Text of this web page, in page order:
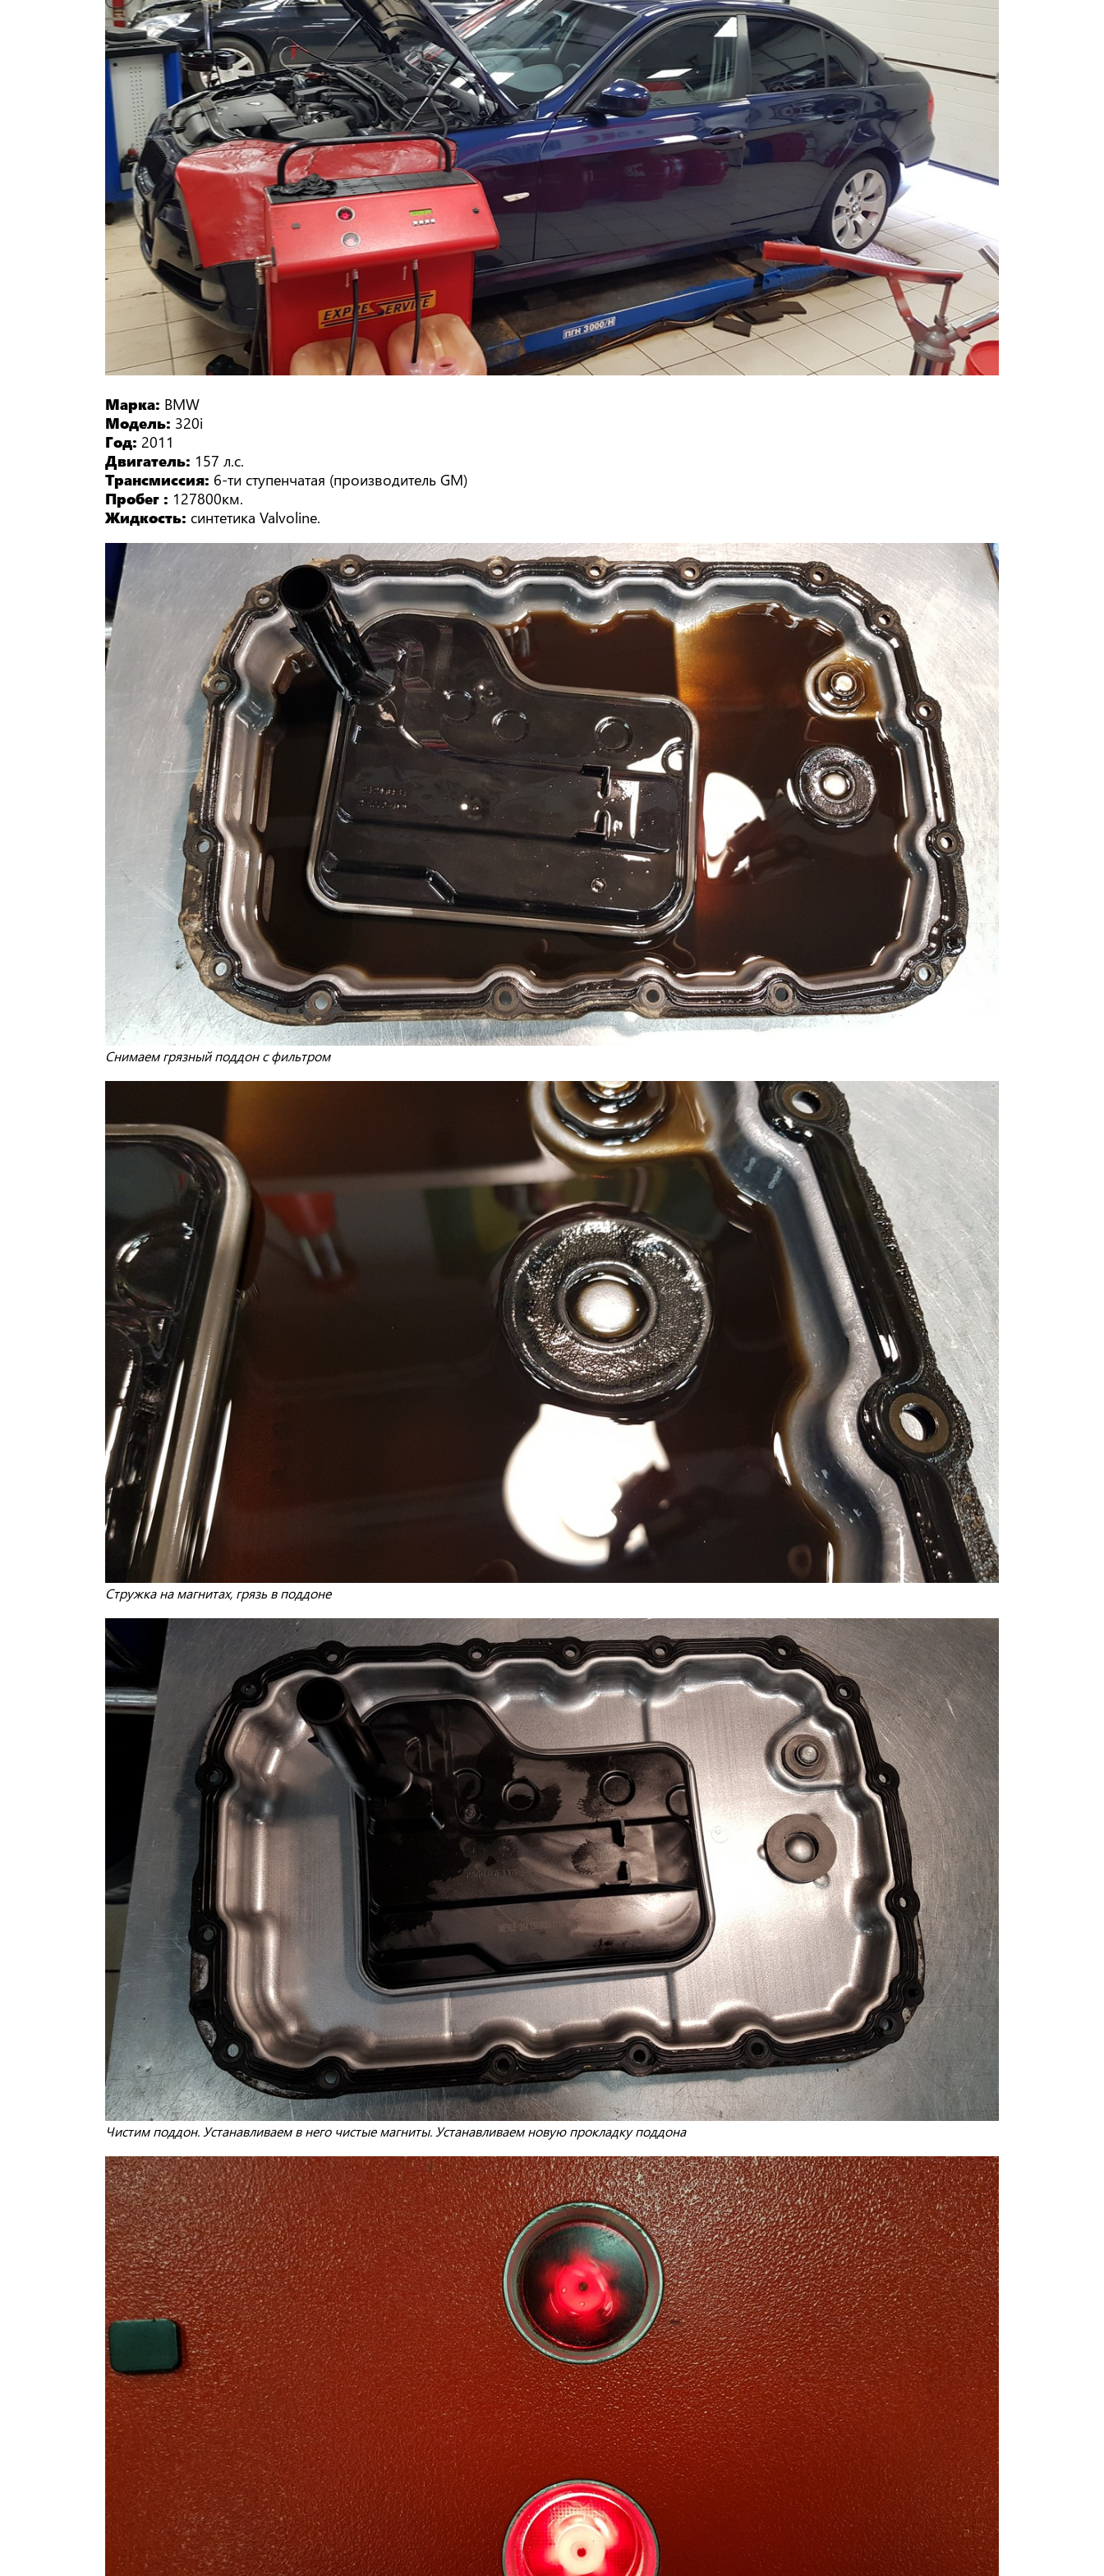
Марка: BMW
Модель: 320i
Год: 2011
Двигатель: 157 л.с.
Трансмиссия: 6-ти ступенчатая (производитель GM)
Пробег : 127800км.
Жидкость:синтетика Valvoline.
Снимаем грязный поддон с фильтром
Стружка на магнитах, грязь в поддоне
Чистим поддон. Устанавливаем в него чистые магниты. Устанавливаем новую прокладку поддона